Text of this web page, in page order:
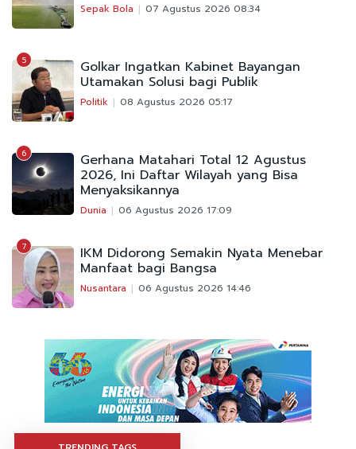
Sepak Bola 07 Agustus 2026 08:34
5 Golkar Ingatkan Kabinet Bayangan
Utamakan Solusi bagi Publik
Politik 08 Agustus 2026 05:17
6 Gerhana Matahari Total 12 Agustus
2026, Ini Daftar Wilayah yang Bisa
Menyaksikannya
Dunia 06 Agustus 2026 17:09
7 IKM Didorong Semakin Nyata Menebar
Manfaat bagi Bangsa
Nusantara 06 Agustus 2026 14:46